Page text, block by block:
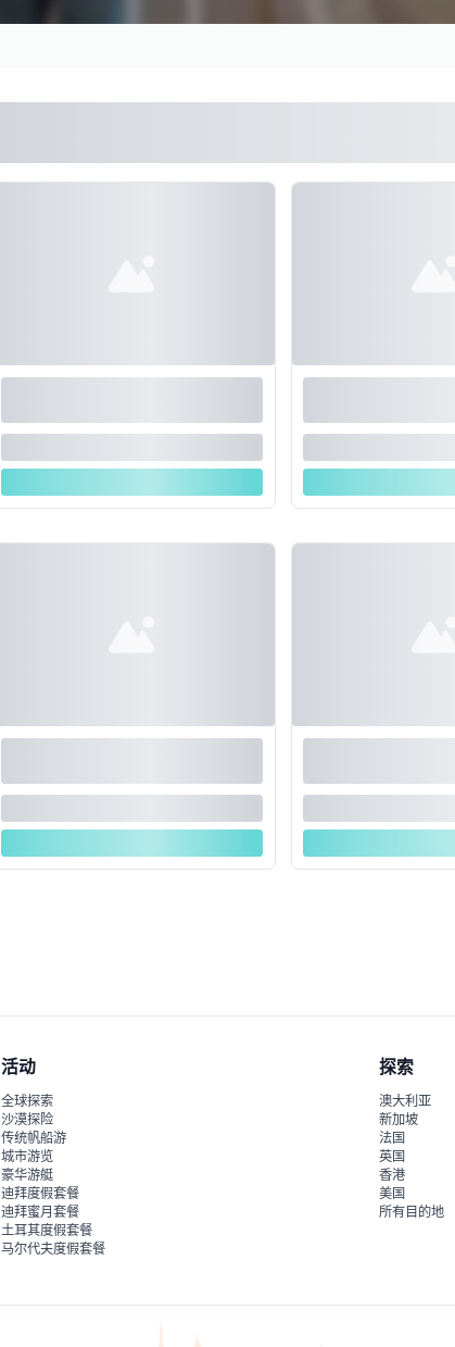
活动
全球探索
沙漠探险
传统帆船游
城市游览
豪华游艇
迪拜度假套餐
迪拜蜜月套餐
土耳其度假套餐
马尔代夫度假套餐
探索
澳大利亚
新加坡
法国
英国
香港
美国
所有目的地